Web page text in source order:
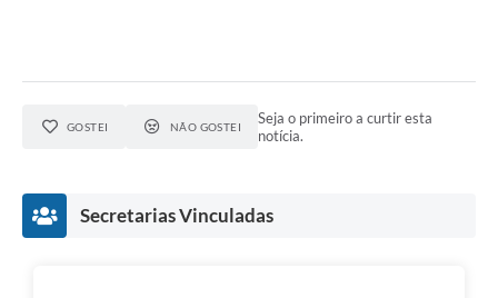
GOSTEI NÃO GOSTEI
Seja o primeiro a curtir esta
notícia.
Secretarias Vinculadas